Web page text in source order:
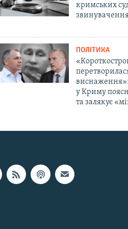
кримських
ПОЛІТИКА
у Криму
та залякує